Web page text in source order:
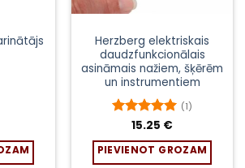
Herzberg elektriskais
daudzfunkcionālais
asināmais nažiem, šķērēm
un instrumentiem
Novērtēts
ar5no 5
(1)
15.25 €
PIEVIENOT GROZAM